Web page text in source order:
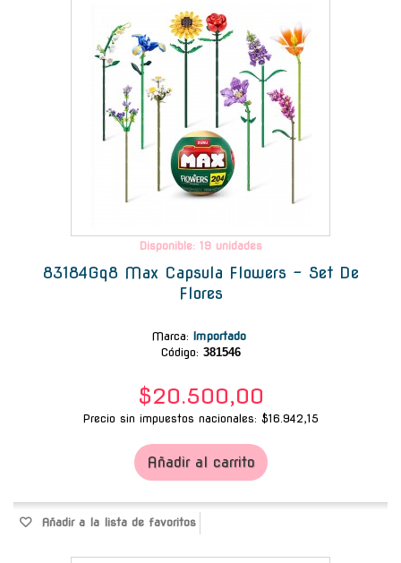
Disponible: 19 unidades
83184Gq8 Max Capsula Flowers - Set De
Flores
Marca: Importado
Código: 381546
$20.500,00
Precio sin impuestos nacionales: $16.942,15
Añadir al carrito
Añadir a la lista de favoritos